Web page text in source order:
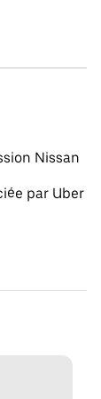
Nissan
par Uber